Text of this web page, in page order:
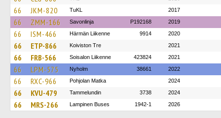
66 JKM-820 TuKL 2017
66 ZMM-166 Savonlinja P192168 2019
66 ISM-466 Härmän Liikenne 9914 2020
66 ETP-866 Koiviston Tre 2021
66 FRB-566 Soisalon Liikenne 423824 2021
66 LPM-575 Nyholm 38661 2022
66 RXC-966 Pohjolan Matka 2024
66 KVU-479 Tammelundin 3738 2024
66 MRS-266 Lampinen Buses 1942-1 2026